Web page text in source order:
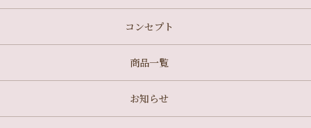
コンセプト
商品一覧
お知らせ